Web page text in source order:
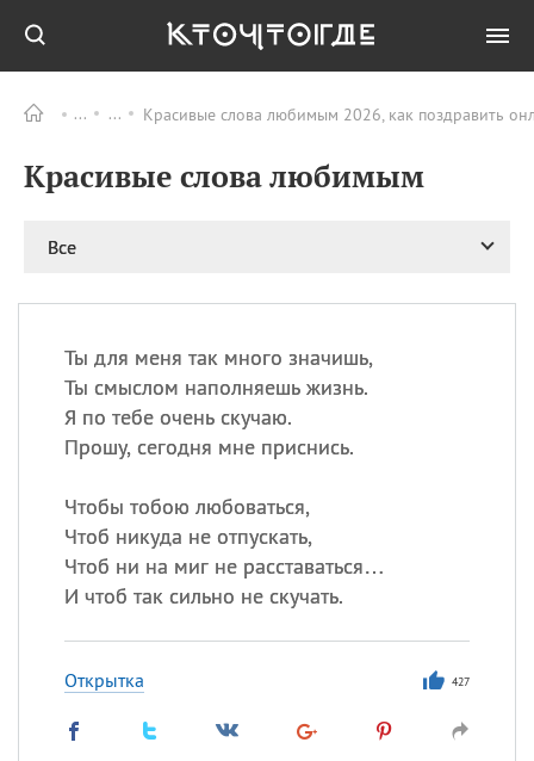
Красивые слова любимым 2026, как поздравить
Красивые слова любимым
Все
Ты для меня так много значишь,
Ты смыслом наполняешь жизнь.
Я по тебе очень скучаю.
Прошу, сегодня мне приснись.
Чтобы тобою любоваться,
Чтоб никуда не отпускать,
Чтоб ни на миг не расставаться…
И чтоб так сильно не скучать.
Открытка 427
ПРАЗДНИКИ Все
09.08 День памяти жертв
Национальный день
рисового пудинга
(Smokey Bear Day)
ИМЕНА
Сегодня празднуют именины
происхождение